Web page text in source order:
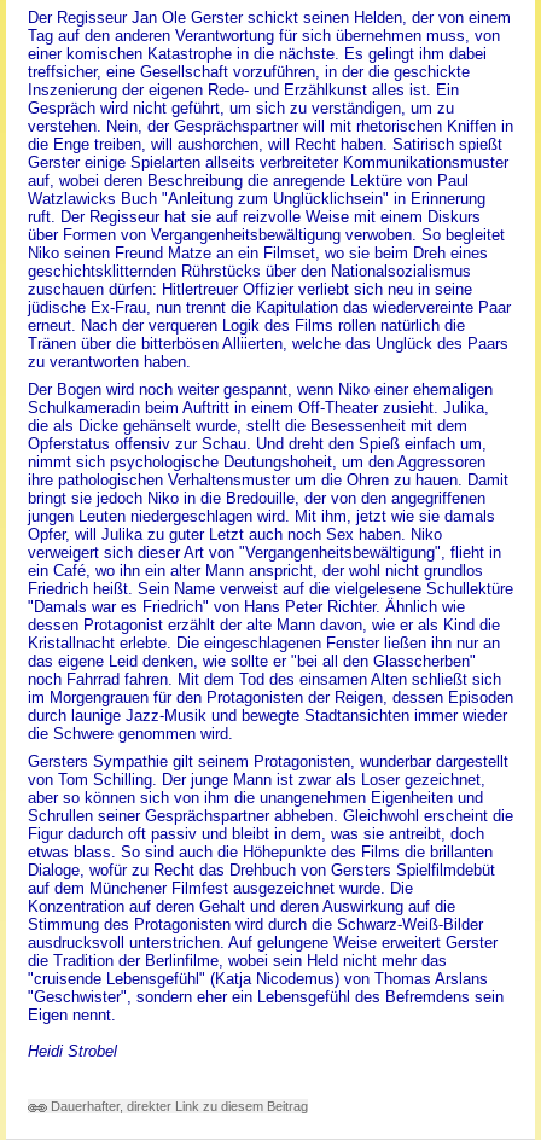
Der Regisseur Jan Ole Gerster schickt seinen Helden, der von einem
Tag auf den anderen Verantwortung für sich übernehmen muss, von
einer komischen Katastrophe in die nächste. Es gelingt ihm dabei
treffsicher, eine Gesellschaft vorzuführen, in der die geschickte
Inszenierung der eigenen Rede- und Erzählkunst alles ist. Ein
Gespräch wird nicht geführt, um sich zu verständigen, um zu
verstehen. Nein, der Gesprächspartner will mit rhetorischen Kniffen in
die Enge treiben, will aushorchen, will Recht haben. Satirisch spießt
Gerster einige Spielarten allseits verbreiteter Kommunikationsmuster
auf, wobei deren Beschreibung die anregende Lektüre von Paul
Watzlawicks Buch "Anleitung zum Unglücklichsein" in Erinnerung
ruft. Der Regisseur hat sie auf reizvolle Weise mit einem Diskurs
über Formen von Vergangenheitsbewältigung verwoben. So begleitet
Niko seinen Freund Matze an ein Filmset, wo sie beim Dreh eines
geschichtsklitternden Rührstücks über den Nationalsozialismus
zuschauen dürfen: Hitlertreuer Offizier verliebt sich neu in seine
jüdische Ex-Frau, nun trennt die Kapitulation das wiedervereinte Paar
erneut. Nach der verqueren Logik des Films rollen natürlich die
Tränen über die bitterbösen Alliierten, welche das Unglück des Paars
zu verantworten haben.
Der Bogen wird noch weiter gespannt, wenn Niko einer ehemaligen
Schulkameradin beim Auftritt in einem Off-Theater zusieht. Julika,
die als Dicke gehänselt wurde, stellt die Besessenheit mit dem
Opferstatus offensiv zur Schau. Und dreht den Spieß einfach um,
nimmt sich psychologische Deutungshoheit, um den Aggressoren
ihre pathologischen Verhaltensmuster um die Ohren zu hauen. Damit
bringt sie jedoch Niko in die Bredouille, der von den angegriffenen
jungen Leuten niedergeschlagen wird. Mit ihm, jetzt wie sie damals
Opfer, will Julika zu guter Letzt auch noch Sex haben. Niko
verweigert sich dieser Art von "Vergangenheitsbewältigung", flieht in
ein Café, wo ihn ein alter Mann anspricht, der wohl nicht grundlos
Friedrich heißt. Sein Name verweist auf die vielgelesene Schullektüre
"Damals war es Friedrich" von Hans Peter Richter. Ähnlich wie
dessen Protagonist erzählt der alte Mann davon, wie er als Kind die
Kristallnacht erlebte. Die eingeschlagenen Fenster ließen ihn nur an
das eigene Leid denken, wie sollte er "bei all den Glasscherben"
noch Fahrrad fahren. Mit dem Tod des einsamen Alten schließt sich
im Morgengrauen für den Protagonisten der Reigen, dessen Episoden
durch launige Jazz-Musik und bewegte Stadtansichten immer wieder
die Schwere genommen wird.
Gersters Sympathie gilt seinem Protagonisten, wunderbar dargestellt
von Tom Schilling. Der junge Mann ist zwar als Loser gezeichnet,
aber so können sich von ihm die unangenehmen Eigenheiten und
Schrullen seiner Gesprächspartner abheben. Gleichwohl erscheint die
Figur dadurch oft passiv und bleibt in dem, was sie antreibt, doch
etwas blass. So sind auch die Höhepunkte des Films die brillanten
Dialoge, wofür zu Recht das Drehbuch von Gersters Spielfilmdebüt
auf dem Münchener Filmfest ausgezeichnet wurde. Die
Konzentration auf deren Gehalt und deren Auswirkung auf die
Stimmung des Protagonisten wird durch die Schwarz-Weiß-Bilder
ausdrucksvoll unterstrichen. Auf gelungene Weise erweitert Gerster
die Tradition der Berlinfilme, wobei sein Held nicht mehr das
"cruisende Lebensgefühl" (Katja Nicodemus) von Thomas Arslans
"Geschwister", sondern eher ein Lebensgefühl des Befremdens sein
Eigen nennt.
Heidi Strobel
Dauerhafter, direkter Link zu diesem Beitrag